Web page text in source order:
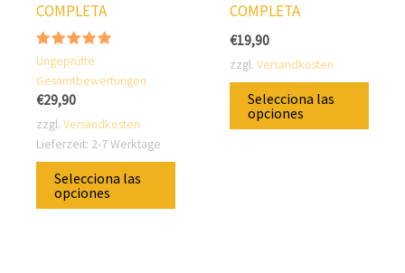
COMPLETA
Valorado
con
4.75
sobre 5
Ungeprüfte
Gesamtbewertungen
€29,90
zzgl.Versandkosten
Lieferzeit: 2-7 Werktage
Selecciona las
opciones
Este
COMPLETA
€19,90
zzgl.Versandkosten
Selecciona las
opciones
Este